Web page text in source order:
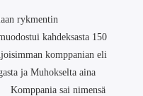
rykmentin
kahdeksasta 150
komppanian eli
ja Muhokselta aina
Komppania sai nimensä